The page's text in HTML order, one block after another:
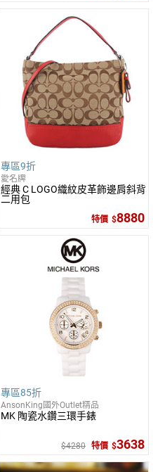
專區9折
愛名牌
經典 C LOGO織紋皮革飾邊肩斜背
二用包
特價 8880
專區85折
AnsonKing國外Outlet精品
MK 陶瓷水鑽三環手錶
4280 特價 3638